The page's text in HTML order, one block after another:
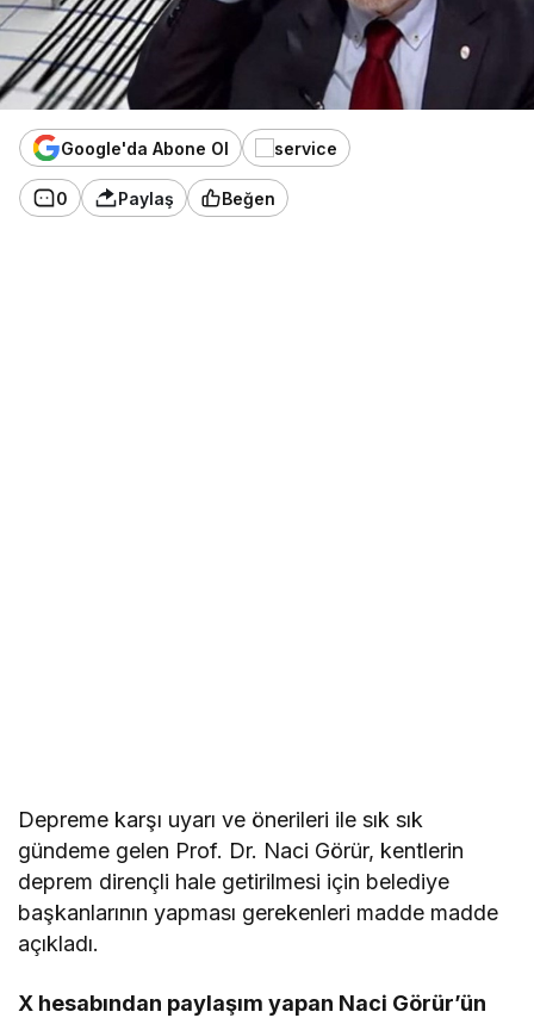
Google'da Abone Ol
0 Paylaş Beğen
Depreme karşı uyarı ve önerileri ile sık sık
gündeme gelen Prof. Dr. Naci Görür, kentlerin
deprem dirençli hale getirilmesi için belediye
başkanlarının yapması gerekenleri madde madde
açıkladı.
X hesabından paylaşım yapan Naci Görür’ün